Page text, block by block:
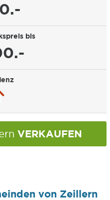
bis
VERKAUFEN
von Zeillern